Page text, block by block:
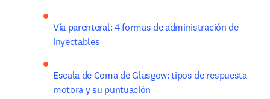
Vía parenteral: 4 formas de administración de
inyectables
Escala de Coma de Glasgow: tipos de respuesta
motora y su puntuación